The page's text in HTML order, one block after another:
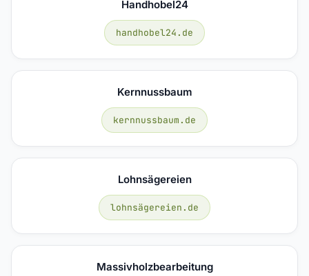
Handhobel24
handhobel24.de
Kernnussbaum
kernnussbaum.de
Lohnsägereien
lohnsägereien.de
Massivholzbearbeitung